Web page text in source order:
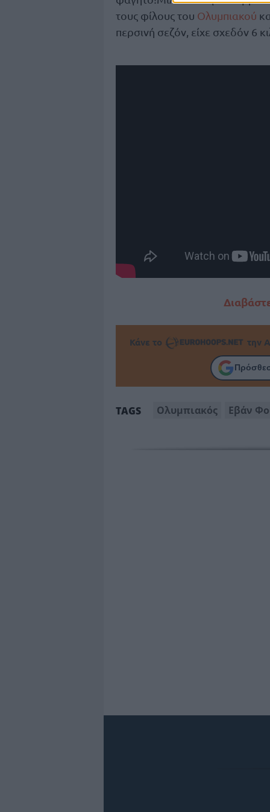
τους φίλους του Ολυμπιακού
περσινή σεζόν, είχε σχεδόν 6
Κάνε το την
TAGS Oλυμπιακός Εβάν